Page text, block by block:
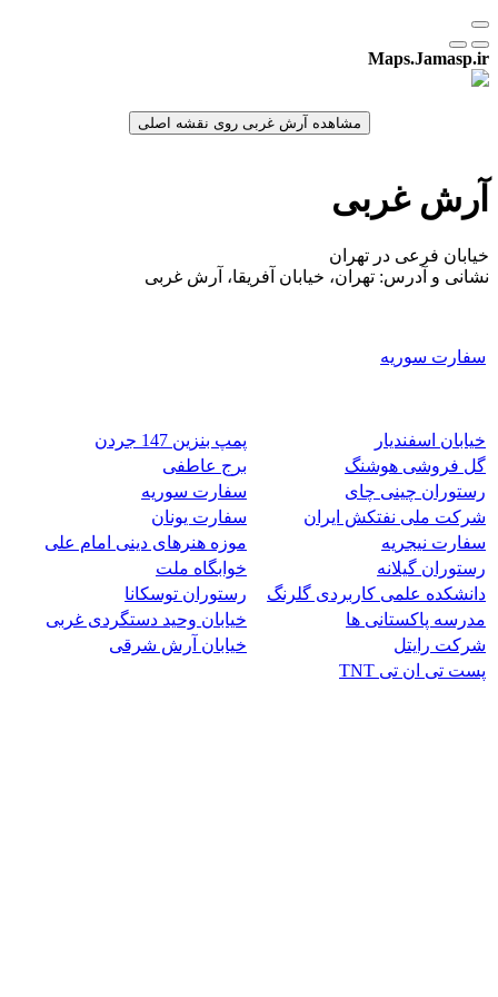
Maps.Jamasp.ir
آرش غربی
خیابان فرعی در تهران
نشانی و آدرس: تهران، خیابان آفریقا، آرش غربی
سفارت سوریه
خیابان اسفندیار
پمپ بنزین 147 جردن
گل فروشی هوشنگ
برج عاطفی
رستوران چینی چای
سفارت سوریه
شرکت ملی نفتکش ایران
سفارت یونان
سفارت نیجریه
موزه هنرهای دینی امام علی
رستوران گیلانه
خوابگاه ملت
دانشکده علمی کاربردی گلرنگ
رستوران توسکانا
مدرسه پاکستانی ها
خیابان وحید دستگردی غربی
شرکت رایتل
خیابان آرش شرقی
پست تی ان تی TNT